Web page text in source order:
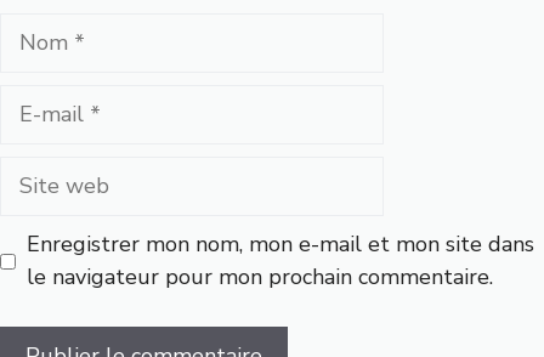
Nom
Site
Enregistrer mon nom, mon e-mail et mon site dans
le navigateur pour mon prochain commentaire.